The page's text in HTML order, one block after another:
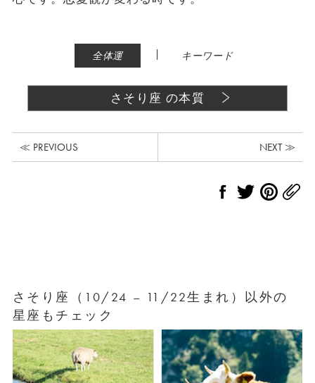
全体運 | キーワード
さそり座 の本質
≪ PREVIOUS NEXT ≫
さそり座（10/24 – 11/22生まれ）以外の
星座もチェック